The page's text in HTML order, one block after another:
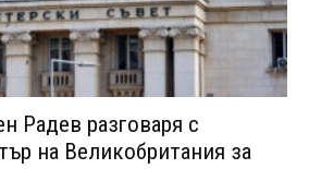
Радев разговаря с
на Великобритания за